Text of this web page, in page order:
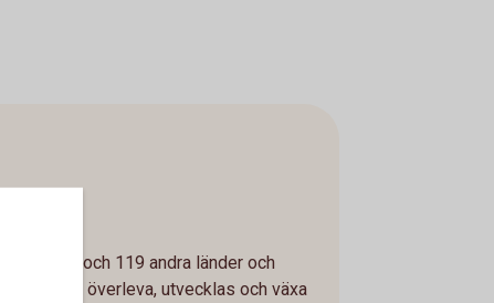
i Sverige och 119 andra länder och
rätt att överleva, utvecklas och växa